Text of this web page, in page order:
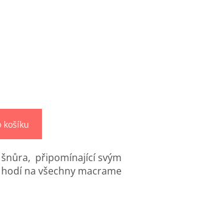
košíku
připomínající svým
na všechny macrame